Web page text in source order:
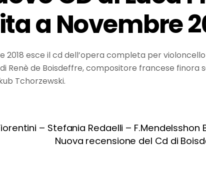
a Novembre
2018 esce il cd dell’opera completa per violoncello
di Renè de Boisdeffre, compositore francese finora
Tchorzewski.
– Stefania Redaelli – F.Mendelsshon
Nuova recensione del Cd di